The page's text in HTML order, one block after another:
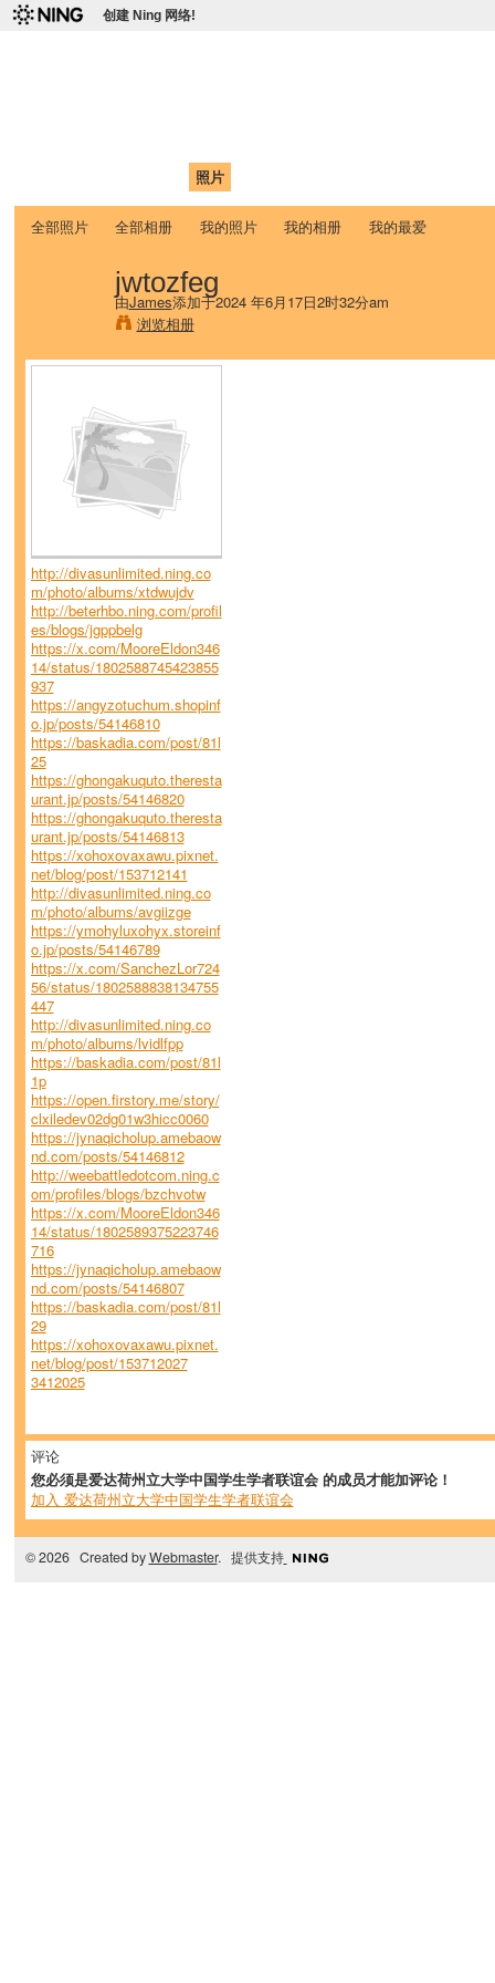
创建 Ning 网络!
照片
全部照片 全部相册 我的照片 我的相册 我的最爱
jwtozfeg
由James添加于2024 年6月17日2时32分am
浏览相册
http://divasunlimited.ning.co
m/photo/albums/xtdwujdv
http://beterhbo.ning.com/profil
es/blogs/jgppbelg
https://x.com/MooreEldon346
14/status/1802588745423855
937
https://angyzotuchum.shopinf
o.jp/posts/54146810
https://baskadia.com/post/81l
25
https://ghongakuquto.theresta
urant.jp/posts/54146820
https://ghongakuquto.theresta
urant.jp/posts/54146813
https://xohoxovaxawu.pixnet.
net/blog/post/153712141
http://divasunlimited.ning.co
m/photo/albums/avgiizge
https://ymohyluxohyx.storeinf
o.jp/posts/54146789
https://x.com/SanchezLor724
56/status/1802588838134755
447
http://divasunlimited.ning.co
m/photo/albums/lvidlfpp
https://baskadia.com/post/81l
1p
https://open.firstory.me/story/
clxiledev02dg01w3hicc0060
https://jynaqicholup.amebaow
nd.com/posts/54146812
http://weebattledotcom.ning.c
om/profiles/blogs/bzchvotw
https://x.com/MooreEldon346
14/status/1802589375223746
716
https://jynaqicholup.amebaow
nd.com/posts/54146807
https://baskadia.com/post/81l
29
https://xohoxovaxawu.pixnet.
net/blog/post/153712027
3412025
评论
您必须是爱达荷州立大学中国学生学者联谊会 的成员才能加评论！
加入 爱达荷州立大学中国学生学者联谊会
© 2026 Created byWebmaster. 提供支持